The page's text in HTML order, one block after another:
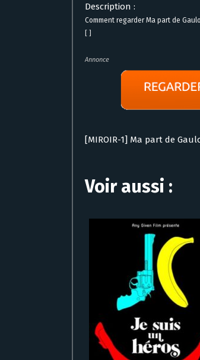
Description :
Comment regarder Ma part de
Annonce
[MIROIR-1] Ma part de
Voir aussi :